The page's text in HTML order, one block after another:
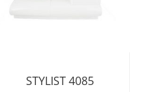
STYLIST 4085